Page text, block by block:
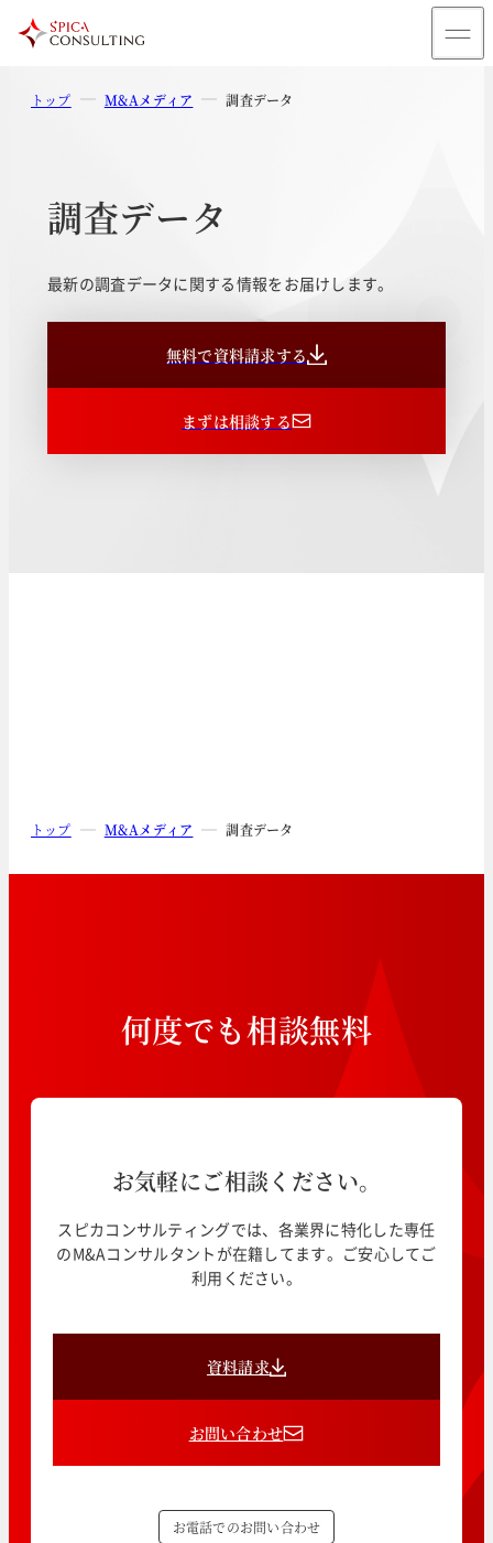
トップ M&Aメディア 調査データ
調査データ
最新の調査データに関する情報をお届けします。
無料で資料請求する
まずは相談する
トップ M&Aメディア 調査データ
何度でも相談無料
お気軽にご相談ください。
スピカコンサルティングでは、各業界に特化した専任
のM&Aコンサルタントが在籍してます。ご安心してご
利用ください。
資料請求
お問い合わせ
お電話でのお問い合わせ